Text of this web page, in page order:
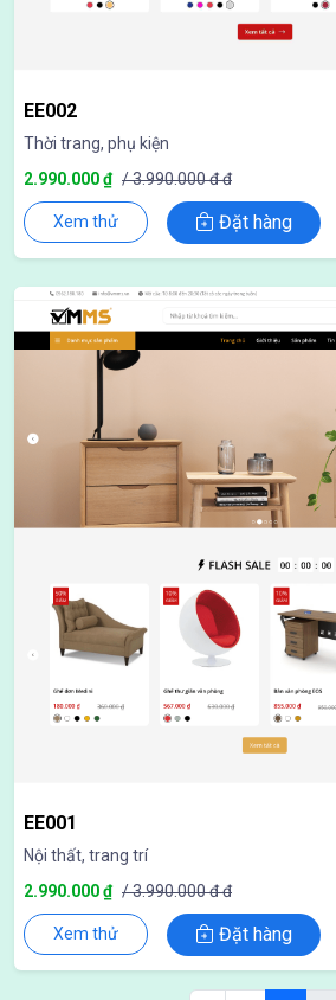
EE002
Thời trang, phụ kiện
2.990.000 ₫ / 3.990.000 đ đ
Xem thử Đặt hàng
EE001
Nội thất, trang trí
2.990.000 ₫ / 3.990.000 đ đ
Xem thử Đặt hàng